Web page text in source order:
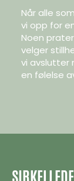
Når alle
vi opp for
Noen
velger
vi avslutter
en følelse